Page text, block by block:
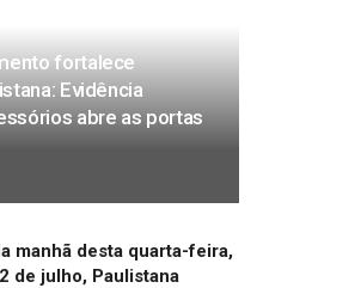
fortalece
Evidência
abre as portas
manhã desta quarta-feira,
de julho, Paulistana